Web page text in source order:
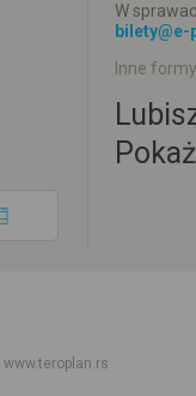
W
Inne
www.teroplan.rs